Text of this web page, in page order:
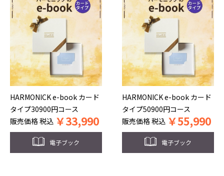
HARMONICK e-book カード
タイプ30900円コース
販売価格税込 ￥33,990
電子ブック
HARMONICK e-book カード
タイプ50900円コース
販売価格税込 ￥55,990
電子ブック